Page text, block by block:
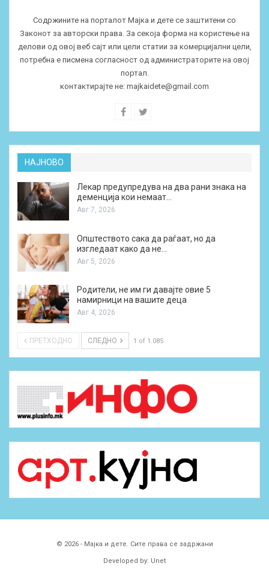
Содржините на порталот Мајка и дете се заштитени со
Законот за авторски права. За секоја форма на користење на
делови од овој веб сајт или цели статии за комерцијални цели,
потребна е писмена согласност од администраторите на овој
портал.
контактирајте не: majkaidete@gmail.com
НАЈНОВО
Лекар предупредува на два рани знака на
деменција кои немаат…
Авг 7, 2026
Општеството сака да раѓаат, но да
изгледаат како да не…
Авг 5, 2026
Родители, не им ги давајте овие 5
намирници на вашите деца
Авг 4, 2026
ПРЕТХОДНО СЛЕДНО 1 of 1.085
© 2026 - Мајка и дете. Сите права се задржани
Developed by: Unet